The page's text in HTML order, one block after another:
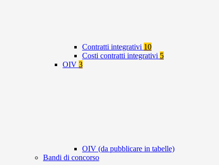
Contratti integrativi 10
Costi contratti integrativi 5
OIV 3
OIV (da pubblicare in tabelle)
Bandi di concorso